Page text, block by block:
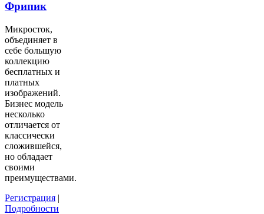
Фрипик
Микросток,
объединяет в
себе большую
коллекцию
бесплатных и
платных
изображений.
Бизнес модель
несколько
отличается от
классически
сложившейся,
но обладает
своими
преимуществами.
Регистрация |
Подробности